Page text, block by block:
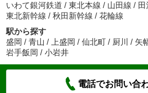
いわて銀河鉄道 / 東北本線 / 山田線 /
東北新幹線 / 秋田新幹線 / 花輪線
駅から探す
盛岡 / 青山 / 上盛岡 / 仙北町 / 厨川 / 矢
岩手飯岡 / 小岩井
電話でお問い合